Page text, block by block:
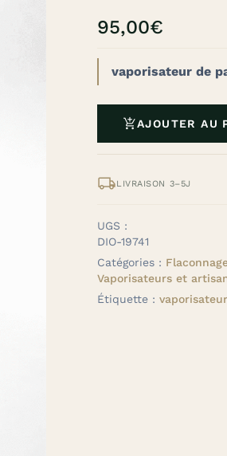
95,00€
vaporisateur de
AJOUTER AU
LIVRAISON 3–5J
UGS :
DIO-19741
Catégories :
Vaporisateurs et
Étiquette :